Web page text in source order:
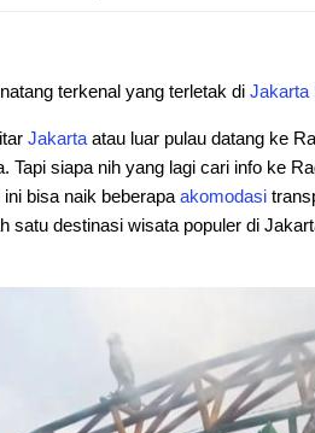
terkenal yang terletak di Jakarta
Jakarta atau luar pulau datang ke
Tapi siapa nih yang lagi cari info ke
bisa naik beberapa akomodasi
satu destinasi wisata populer di